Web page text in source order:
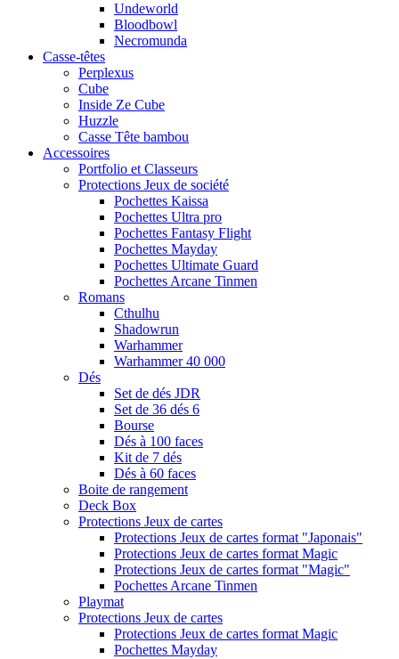
Undeworld
Bloodbowl
Necromunda
Casse-têtes
Perplexus
Cube
Inside Ze Cube
Huzzle
Casse Tête bambou
Accessoires
Portfolio et Classeurs
Protections Jeux de société
Pochettes Kaissa
Pochettes Ultra pro
Pochettes Fantasy Flight
Pochettes Mayday
Pochettes Ultimate Guard
Pochettes Arcane Tinmen
Romans
Cthulhu
Shadowrun
Warhammer
Warhammer 40 000
Dés
Set de dés JDR
Set de 36 dés 6
Bourse
Dés à 100 faces
Kit de 7 dés
Dés à 60 faces
Boite de rangement
Deck Box
Protections Jeux de cartes
Protections Jeux de cartes format "Japonais"
Protections Jeux de cartes format Magic
Protections Jeux de cartes format "Magic"
Pochettes Arcane Tinmen
Playmat
Protections Jeux de cartes
Protections Jeux de cartes format Magic
Pochettes Mayday